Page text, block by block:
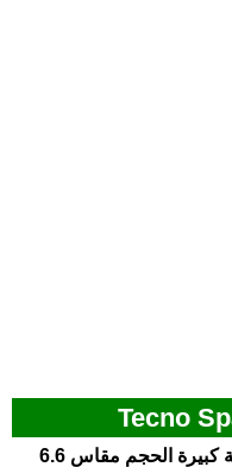
الهاتف يأتي بشاشة كبيرة الحجم مقاس 6.6